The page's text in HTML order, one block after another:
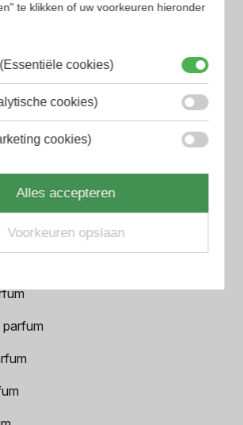
geavanceerde zoekfilters
en geld
prijzen voor je verzameld zodat jij
kwijt bent
te klikken of uw voorkeuren hieronder
cookies)
cookies)
cookies)
Alles accepteren
Voorkeuren opslaan